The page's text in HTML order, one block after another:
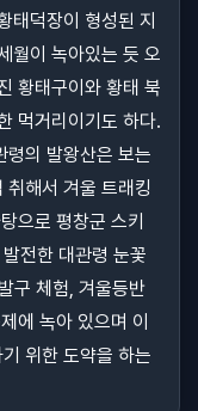
태덕장이 형성된 지
월이 녹아있는 듯 오
황태구이와 황태 북
먹거리이기도 하다.
령의 발왕산은 보는
취해서 겨울 트래킹
으로 평창군 스키
전한 대관령 눈꽃
구 체험, 겨울등반
에 녹아 있으며 이
위한 도약을 하는